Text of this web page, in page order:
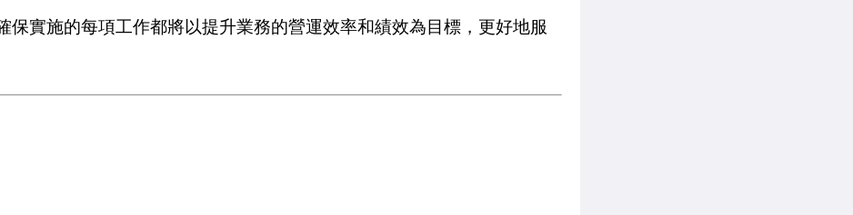
保實施的每項工作都將以提升業務的營運效率和績效為目標，更好地服